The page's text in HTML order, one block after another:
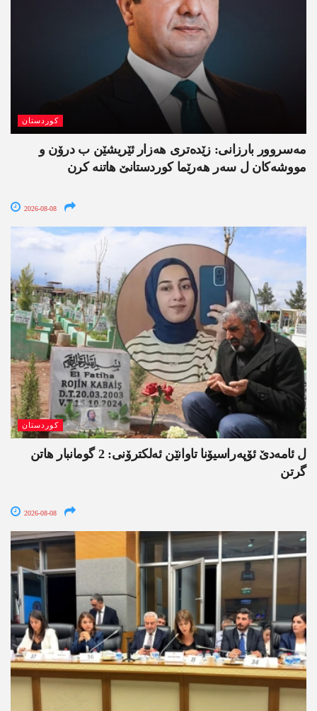
کوردستان
مەسروور بارزانی: زێدەتری ھەزار ئێریشێن ب درۆن و
مووشەکان ل سەر ھەرێما کوردستانێ ھاتنە کرن
2026-08-08
کوردستان
ل ئامەدێ ئۆپەراسیۆنا تاوانێن ئەلکترۆنی: 2 گومانبار ھاتن
گرتن
2026-08-08